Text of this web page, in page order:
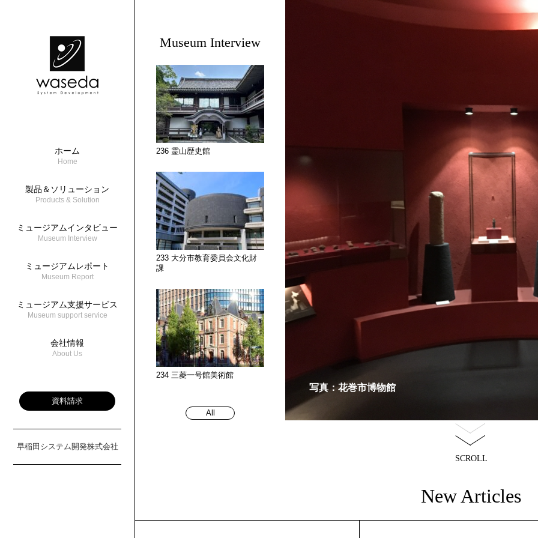
ホーム
Home
製品＆ソリューション
Products & Solution
ミュージアムインタビュー
Museum Interview
ミュージアムレポート
Museum Report
ミュージアム支援サービス
Museum support service
会社情報
About Us
資料請求
早稲田システム開発株式会社
写真：花巻市博物館
SCROLL
Museum Interview
236 霊山歴史館
233 大分市教育委員会文化財
課
234 三菱一号館美術館
All
New Articles